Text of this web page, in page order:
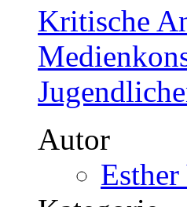
Kritische
Autor